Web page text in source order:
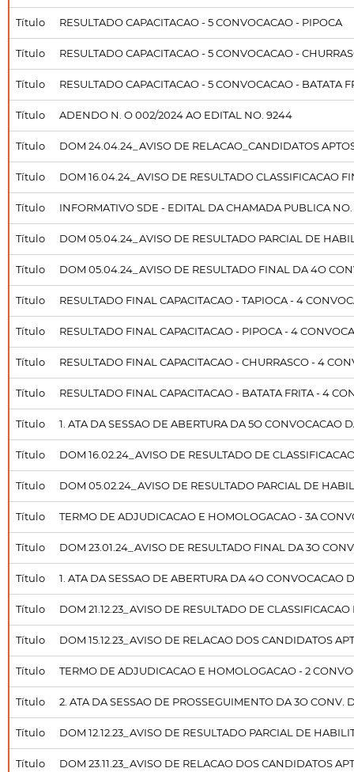
Título RESULTADO CAPACITACAO - 5 CONVOCACAO - PIPOCA
Título RESULTADO CAPACITACAO - 5 CONVOCACAO -
Título RESULTADO CAPACITACAO - 5 CONVOCACAO - BATATA
Título ADENDO N. O 002/2024 AO EDITAL NO. 9244
Título DOM 24.04.24_AVISO DE RELACAO_CANDIDATOS
Título DOM 16.04.24_AVISO DE RESULTADO CLASSIFICACAO
Título INFORMATIVO SDE - EDITAL DA CHAMADA PUBLICA NO.
Título DOM 05.04.24_AVISO DE RESULTADO PARCIAL DE
Título DOM 05.04.24_AVISO DE RESULTADO FINAL DA 4O
Título RESULTADO FINAL CAPACITACAO - TAPIOCA - 4
Título RESULTADO FINAL CAPACITACAO - PIPOCA - 4
Título RESULTADO FINAL CAPACITACAO - CHURRASCO - 4
Título RESULTADO FINAL CAPACITACAO - BATATA FRITA - 4
Título 1. ATA DA SESSAO DE ABERTURA DA 5O CONVOCACAO
Título DOM 16.02.24_AVISO DE RESULTADO DE
Título DOM 05.02.24_AVISO DE RESULTADO PARCIAL DE
Título TERMO DE ADJUDICACAO E HOMOLOGACAO - 3A
Título DOM 23.01.24_AVISO DE RESULTADO FINAL DA 3O
Título 1. ATA DA SESSAO DE ABERTURA DA 4O CONVOCACAO
Título DOM 21.12.23_AVISO DE RESULTADO DE
Título DOM 15.12.23_AVISO DE RELACAO DOS CANDIDATOS
Título TERMO DE ADJUDICACAO E HOMOLOGACAO - 2
Título 2. ATA DA SESSAO DE PROSSEGUIMENTO DA 3O CONV.
Título DOM 12.12.23_AVISO DE RESULTADO PARCIAL DE
Título DOM 23.11.23_AVISO DE RELACAO DOS CANDIDATOS